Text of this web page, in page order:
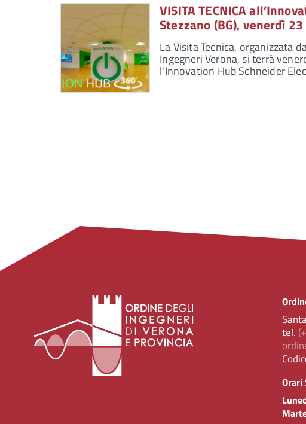
VISITA TECNICA
Stezzano (BG), venerdì
La Visita Tecnica, organizzata
Ingegneri Verona, si terrà
l'Innovation Hub Schneider
tel.
Orari